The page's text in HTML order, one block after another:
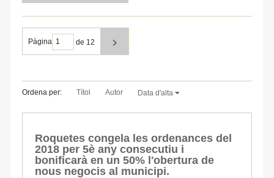
Pàgina de 12
Ordena per: Títol Autor Data d'alta
Roquetes congela les ordenances del
2018 per 5è any consecutiu i
bonificarà en un 50% l'obertura de
nous negocis al municipi.